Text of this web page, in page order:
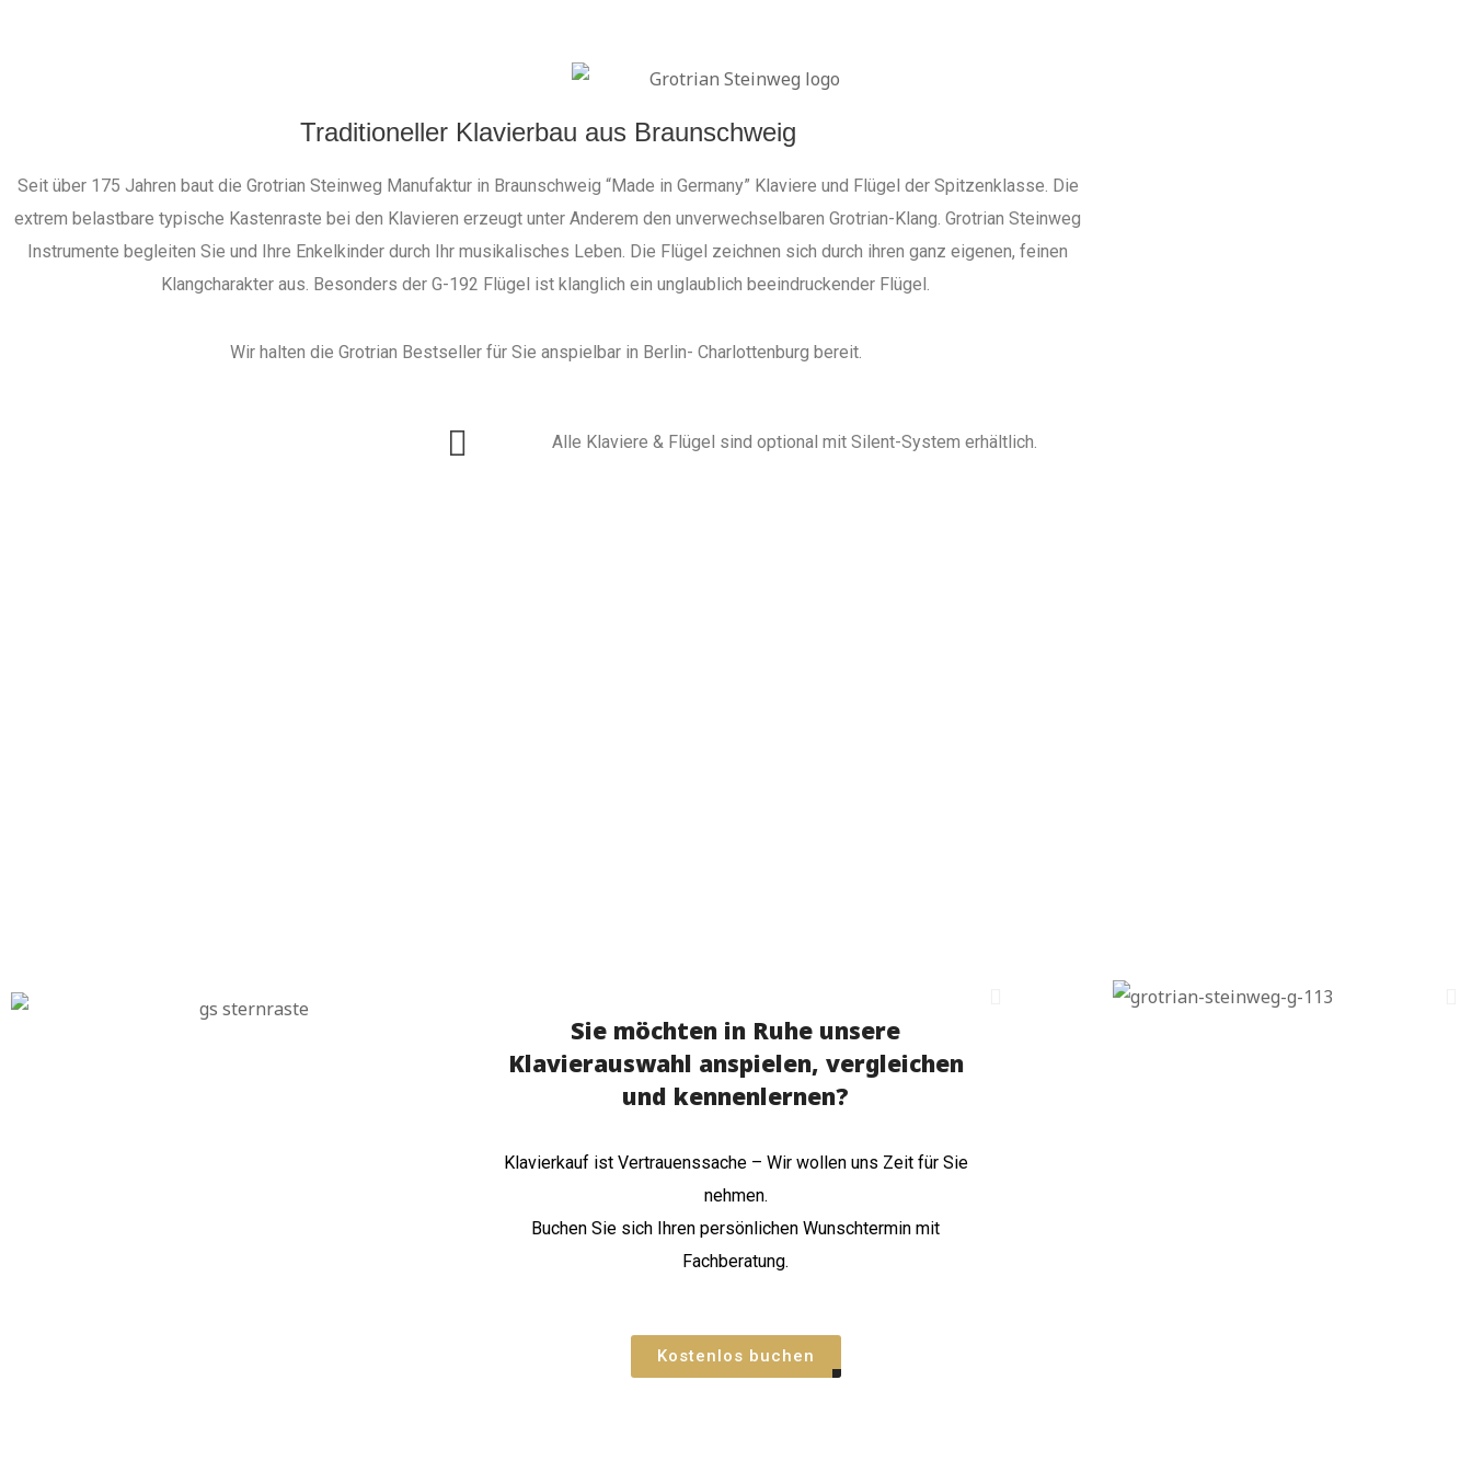
Traditioneller Klavierbau aus Braunschweig
Seit über 175 Jahren baut die Grotrian Steinweg Manufaktur in Braunschweig “Made in Germany” Klaviere und Flügel der Spitzenklasse. Die
extrem belastbare typische Kastenraste bei den Klavieren erzeugt unter Anderem den unverwechselbaren Grotrian-Klang. Grotrian Steinweg
Instrumente begleiten Sie und Ihre Enkelkinder durch Ihr musikalisches Leben. Die Flügel zeichnen sich durch ihren ganz eigenen, feinen
Klangcharakter aus. Besonders der G-192 Flügel ist klanglich ein unglaublich beeindruckender Flügel.
Wir halten die Grotrian Bestseller für Sie anspielbar in Berlin- Charlottenburg bereit.
Alle Klaviere & Flügel sind optional mit Silent-System erhältlich.
Sie möchten in Ruhe unsere
Klavierauswahl anspielen, vergleichen
und kennenlernen?
Klavierkauf ist Vertrauenssache – Wir wollen uns Zeit für Sie
nehmen.
Buchen Sie sich Ihren persönlichen Wunschtermin mit
Fachberatung.
Kostenlos buchen